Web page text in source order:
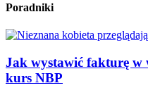
Poradniki
Jak wystawić fakturę w
kurs NBP